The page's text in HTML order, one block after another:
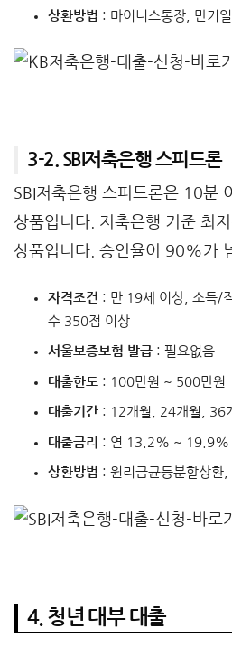
상환방법 : 마이너스통장, 만기
3-2. SBI저축은행 스피드론
SBI저축은행 스피드론은 10분
상품입니다. 저축은행 기준 최
상품입니다. 승인율이 90%가
자격조건 : 만 19세 이상, 소득/
수 350점 이상
서울보증보험 발급: 필요없음
대출한도 : 100만원 ~ 500만원
대출기간: 12개월, 24개월, 36
대출금리 : 연 13.2% ~ 19.9%
상환방법 : 원리금균등분할상환
4. 청년 대부 대출